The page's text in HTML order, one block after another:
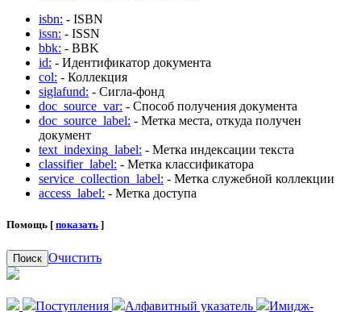
isbn: - ISBN
issn: - ISSN
bbk: - BBK
id: - Идентификатор документа
col: - Коллекция
siglafund: - Сигла-фонд
doc_source_var: - Способ получения документа
doc_source_label: - Метка места, откуда получен
документ
text_indexing_label: - Метка индексации текста
classifier_label: - Метка классификатора
service_collection_label: - Метка служебной коллекции
access_label: - Метка доступа
Помощь [ показать ]
Поиск Очистить
Поступления Алфавитный указатель
Имидж-